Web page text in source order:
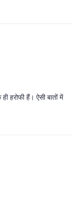
हरोफी हैं। ऐसी बातों में